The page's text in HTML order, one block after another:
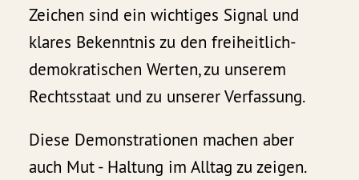
Zeichen sind ein wichtiges Signal und
klares Bekenntnis zu den freiheitlich-
demokratischen Werten, zu unserem
Rechtsstaat und zu unserer Verfassung.
Diese Demonstrationen machen aber
auch Mut - Haltung im Alltag zu zeigen.